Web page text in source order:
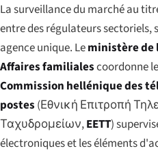
La surveillance du marché au
entre des régulateurs sectoriels,
agence unique. Leministère de
Affaires familialescoordonne
Commission hellénique des
postes (Εθνική Επιτροπή
Ταχυδρομείων,EETT)
électroniques et les éléments